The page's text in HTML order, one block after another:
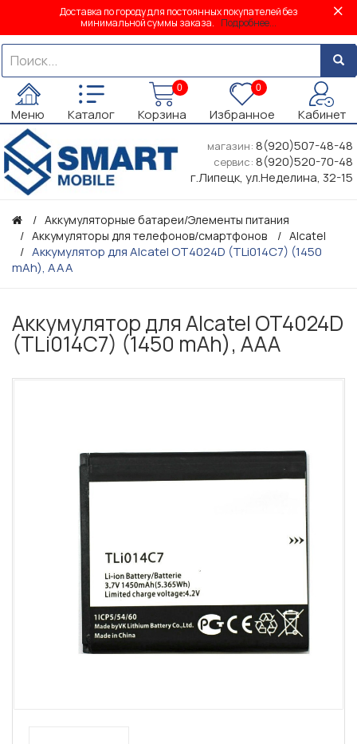
Доставка по городу для постоянных покупателей без
минимальной суммы заказа. Подробнее...
Меню Каталог
0
Корзина
0
Избранное Кабинет
магазин: 8(920)507-48-48
сервис: 8(920)520-70-48
г.Липецк, ул.Неделина, 32-15
Аккумуляторные батареи/Элементы питания
Аккумуляторы для телефонов/смартфонов
Alcatel
Аккумулятор для Alcatel OT4024D (TLi014C7) (1450
mAh), AAA
Аккумулятор для Alcatel OT4024D
(TLi014C7) (1450 mAh), AAA